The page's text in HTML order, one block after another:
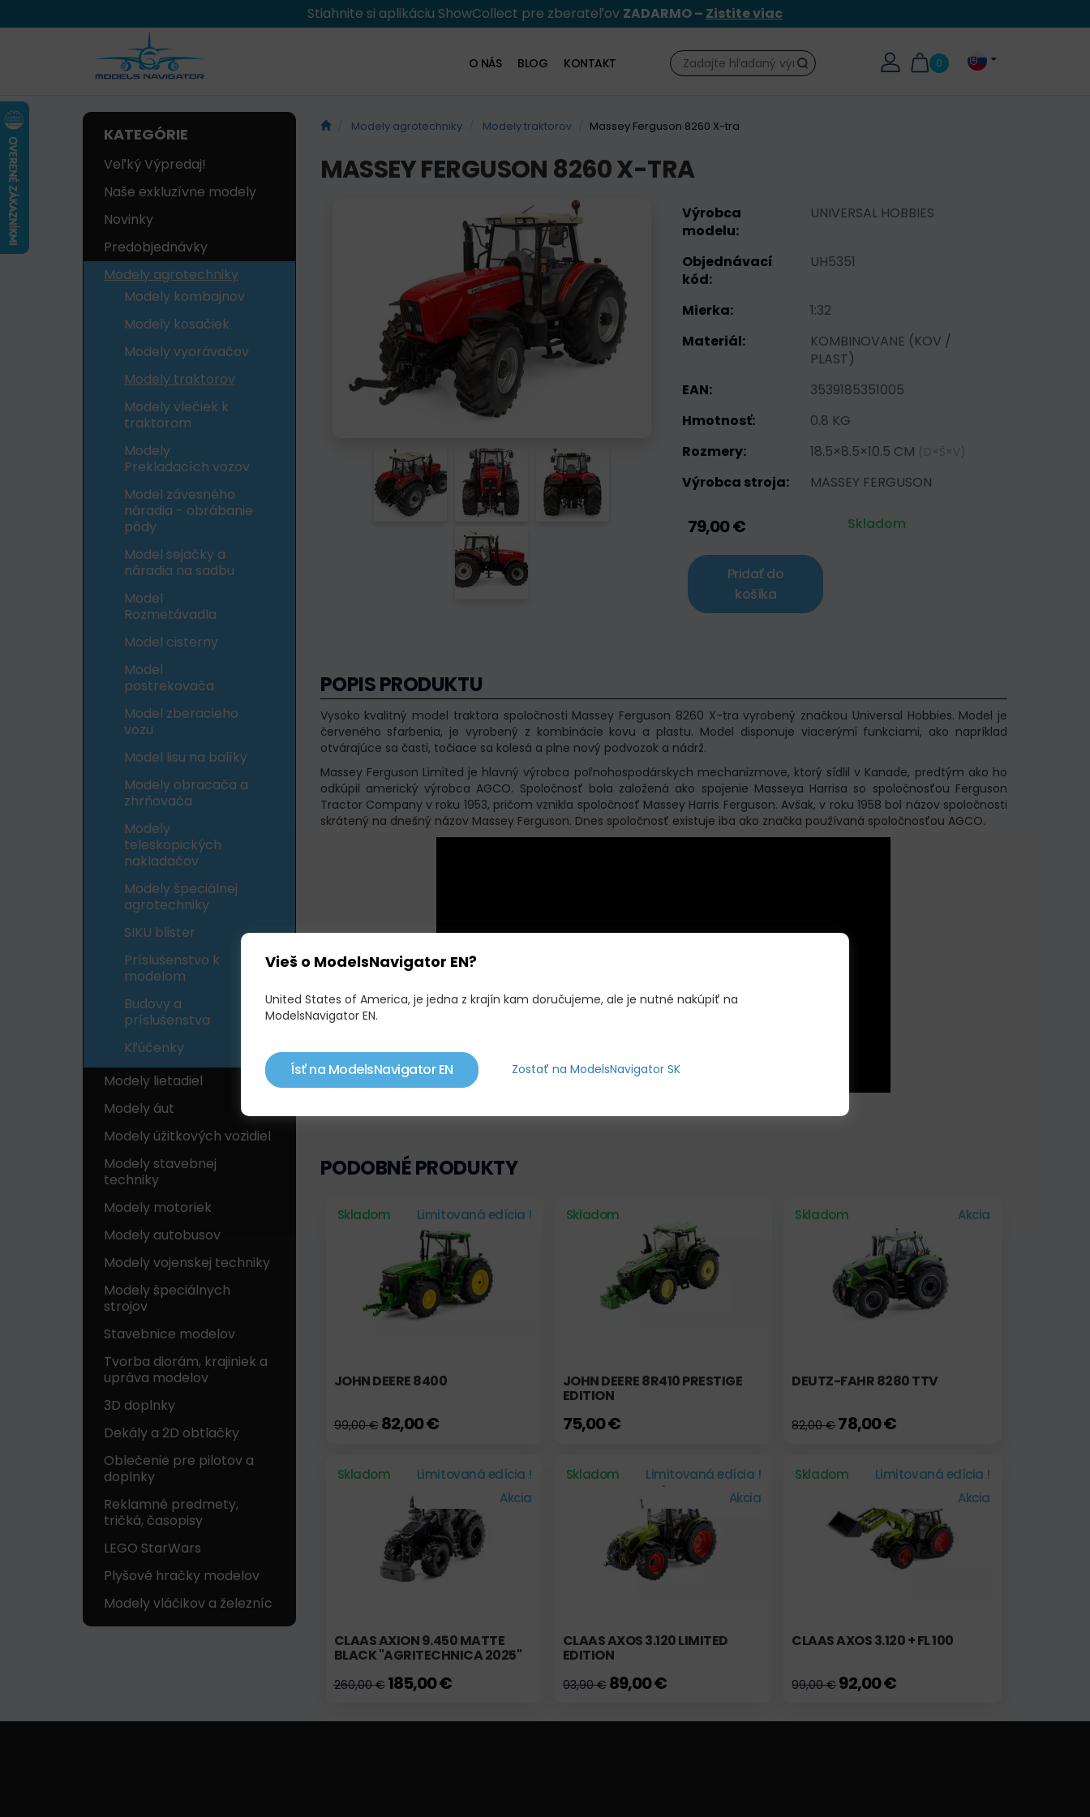
Stiahnite si aplikáciu ShowCollect pre zberateľov ZADARMO – Zistite viac
0
Hľadať
O NÁS BLOG KONTAKT
KATEGÓRIE
Veľký Výpredaj!
Naše exkluzívne modely
Novinky
Predobjednávky
Modely agrotechniky
Modely kombajnov
Modely kosačiek
Modely vyorávačov
Modely traktorov
Modely vlečiek k
traktorom
Modely
Prekladacích vozov
Model závesného
náradia - obrábanie
pôdy
Model sejačky a
náradia na sadbu
Model
Rozmetávadla
Model cisterny
Model
postrekovača
Model zberacieho
vozu
Model lisu na balíky
Modely obracača a
zhrňovača
Modely
teleskopických
nakladačov
Modely špeciálnej
agrotechniky
SIKU blister
Príslušenstvo k
modelom
Budovy a
príslušenstva
Kľúčenky
Modely lietadiel
Modely áut
Modely úžitkových vozidiel
Modely stavebnej
techniky
Modely motoriek
Modely autobusov
Modely vojenskej techniky
Modely špeciálnych
strojov
Stavebnice modelov
Tvorba diorám, krajiniek a
upráva modelov
3D doplnky
Dekály a 2D obtlačky
Oblečenie pre pilotov a
doplnky
Reklamné predmety,
tričká, časopisy
LEGO StarWars
Plyšové hračky modelov
Modely vláčikov a železníc
Modely agrotechniky Modely traktorov Massey Ferguson 8260 X-tra
MASSEY FERGUSON 8260 X-TRA
Výrobca
modelu:
UNIVERSAL HOBBIES
Objednávací
kód:
UH5351
Mierka:
1:32
Materiál:
KOMBINOVANE (KOV /
PLAST)
EAN:
3539185351005
Hmotnosť:
0.8 KG
Rozmery:
18.5×8.5×10.5 CM (D×Š×V)
Výrobca stroja: MASSEY FERGUSON
79,00 € Skladom
Pridať do
košíka
POPIS PRODUKTU
Vysoko kvalitný model traktora spoločnosti Massey Ferguson 8260 X-tra vyrobený značkou Universal Hobbies. Model je
červeného sfarbenia, je vyrobený z kombinácie kovu a plastu. Model disponuje viacerými funkciami, ako napríklad
otvárajúce sa časti, točiace sa kolesá a plne nový podvozok a nádrž.
Massey Ferguson Limited je hlavný výrobca poľnohospodárskych mechanizmove, ktorý sídlil v Kanade, predtým ako ho
odkúpil americký výrobca AGCO. Spoločnosť bola založená ako spojenie Masseya Harrisa so spoločnosťou Ferguson
Tractor Company v roku 1953, pričom vznikla spoločnosť Massey Harris Ferguson. Avšak, v roku 1958 bol názov spoločnosti
skrátený na dnešný názov Massey Ferguson. Dnes spoločnosť existuje iba ako značka používaná spoločnosťou AGCO.
PODOBNÉ PRODUKTY
Skladom Limitovaná edícia !
JOHN DEERE 8400
99,00 €82,00 €
Skladom
JOHN DEERE 8R410 PRESTIGE
EDITION
75,00 €
Skladom Akcia
DEUTZ-FAHR 8280 TTV
82,00 €78,00 €
Skladom
Limitovaná edícia !
Akcia
CLAAS AXION 9.450 MATTE
BLACK "AGRITECHNICA 2025"
260,00 €185,00 €
Skladom
Limitovaná edícia !
Akcia
CLAAS AXOS 3.120 LIMITED
EDITION
93,90 €89,00 €
Skladom
Limitovaná edícia !
Akcia
CLAAS AXOS 3.120 + FL 100
99,00 €92,00 €
Vieš o ModelsNavigator EN?
United States of America, je jedna z krajín kam doručujeme, ale je nutné nakúpiť na
ModelsNavigator EN.
Ísť na ModelsNavigator EN Zostať na ModelsNavigator SK